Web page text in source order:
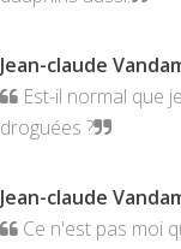
Jean-claude
Est-il normal que
droguées ?
Jean-claude
Ce n'est pas moi